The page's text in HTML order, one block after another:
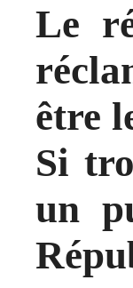
Le
être
Si
un